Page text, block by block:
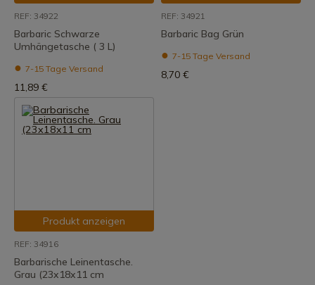
REF: 34922
Barbaric Schwarze
Umhängetasche ( 3 L)
7-15 Tage Versand
11,89 €
REF: 34921
Barbaric Bag Grün
7-15 Tage Versand
8,70 €
Produkt anzeigen
REF: 34916
Barbarische Leinentasche.
Grau (23x18x11 cm